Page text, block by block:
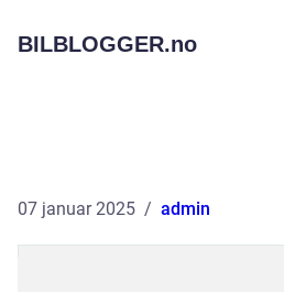
BILBLOGGER.no
07 januar 2025 admin